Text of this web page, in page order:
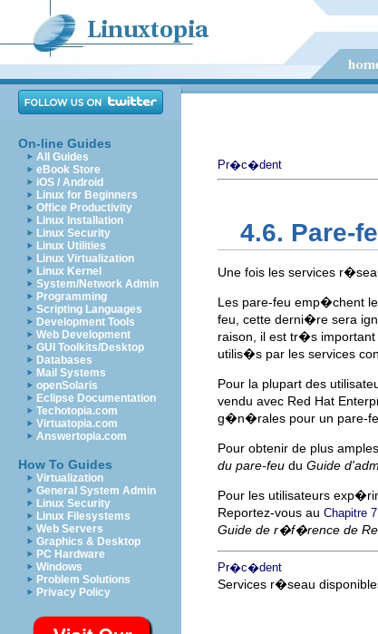
On-line Guides
All Guides
eBook Store
iOS / Android
Linux for Beginners
Office Productivity
Linux Installation
Linux Security
Linux Utilities
Linux Virtualization
Linux Kernel
System/Network Admin
Programming
Scripting Languages
Development Tools
Web Development
GUI Toolkits/Desktop
Databases
Mail Systems
openSolaris
Eclipse Documentation
Techotopia.com
Virtuatopia.com
Answertopia.com
How To Guides
Virtualization
General System Admin
Linux Security
Linux Filesystems
Web Servers
Graphics & Desktop
PC Hardware
Windows
Problem Solutions
Privacy Policy
Pr�c�dent
4.6. Pare-
Une fois les services
Les pare-feu emp�chent
feu, cette derni�re sera
raison, il est tr�s
utilis�s par les services
Pour la plupart des
vendu avec Red Hat
g�n�rales pour un pare-
Pour obtenir de plus
du pare-feu du Guide
Pour les utilisateurs
Reportez-vous au Chapitre 7
Guide de r�f�rence de
Pr�c�dent
Services r�seau